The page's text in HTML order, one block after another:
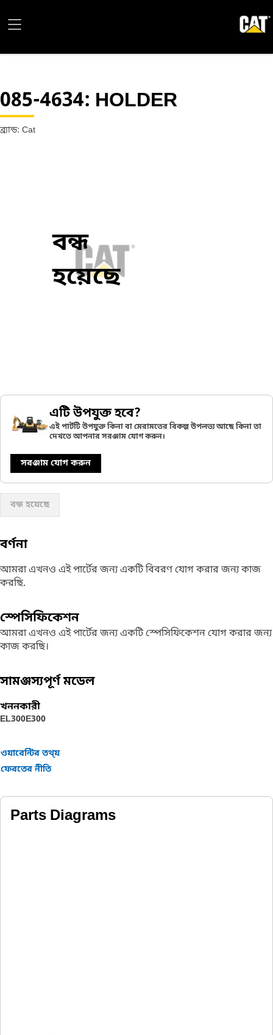
085-4634: HOLDER
ব্র্যান্ড: Cat
বন্ধ
হয়েছে
এটি উপযুক্ত হবে?
এই পার্টটি উপযুক্ত কিনা বা মেরামতের বিকল্প উপলভ্য আছে কিনা তা
দেখতে আপনার সরঞ্জাম যোগ করুন।
সরঞ্জাম যোগ করুন
বন্ধ হয়েছে
বর্ণনা
আমরা এখনও এই পার্টের জন্য একটি বিবরণ যোগ করার জন্য কাজ
করছি.
স্পেসিফিকেশন
আমরা এখনও এই পার্টের জন্য একটি স্পেসিফিকেশন যোগ করার জন্য
কাজ করছি।
সামঞ্জস্যপূর্ণ মডেল
খননকারী
EL300E300
ওয়ারেন্টির তথ্য়
ফেরতের নীতি
Parts Diagrams